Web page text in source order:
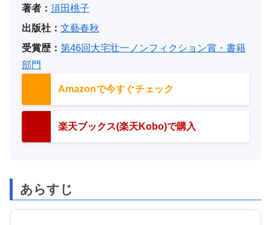
著者： 須田桃子
出版社： 文藝春秋
受賞歴： 第46回大宅壮一ノンフィクション賞・書籍
部門
Amazonで今すぐチェック
楽天ブックス(楽天Kobo)で購入
あらすじ